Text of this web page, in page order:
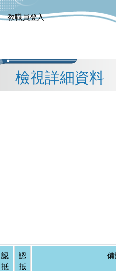
教職員登入
檢視詳細資料
認
抵
認
抵
備